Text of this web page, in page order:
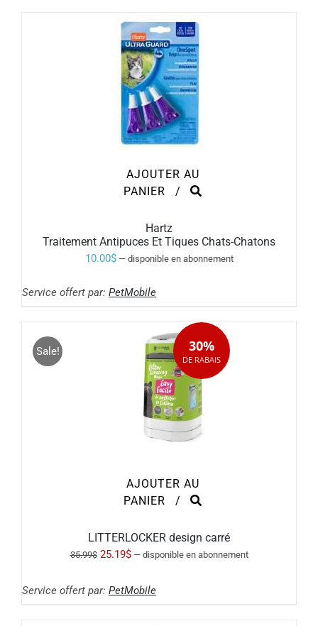
AJOUTER AU
PANIER
/
Hartz
Traitement Antipuces Et Tiques Chats-Chatons
10.00$ —disponible en abonnement
Service offert par: PetMobile
Sale! 30%
DE RABAIS
AJOUTER AU
PANIER
/
LITTERLOCKER design carré
35.99$ Le
initial
25.19$Le
actuel
—disponible en abonnement
Service offert par: PetMobile